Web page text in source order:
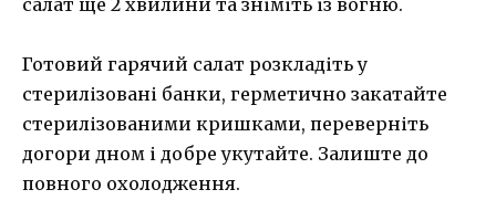
салат ще 2 хвилини та зніміть із вогню.
Готовий гарячий салат розкладіть у
стерилізовані банки, герметично закатайте
стерилізованими кришками, переверніть
догори дном і добре укутайте. Залиште до
повного охолодження.